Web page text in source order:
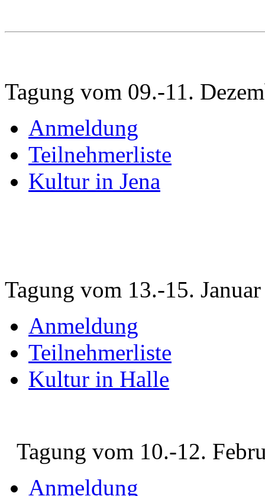
Tagung vom 09.-11.
Anmeldung
Teilnehmerliste
Kultur in Jena
Tagung vom 13.-15.
Anmeldung
Teilnehmerliste
Kultur in Halle
Tagung vom 10.-12.
Anmeldung